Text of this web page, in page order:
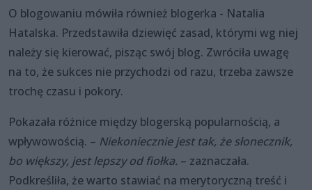
O blogowaniu mówiła również blogerka - Natalia
Hatalska. Przedstawiła dziewięć zasad, którymi wg niej
należy się kierować, pisząc swój blog. Zwróciła uwagę
na to, że sukces nie przychodzi od razu, trzeba zawsze
trochę czasu i pokory.
Pokazała różnice między blogerską popularnością, a
wpływowością. – Niekoniecznie jest tak, że słonecznik,
bo większy, jest lepszy od fiołka. – zaznaczała.
Podkreśliła, że warto stawiać na merytoryczną treść i